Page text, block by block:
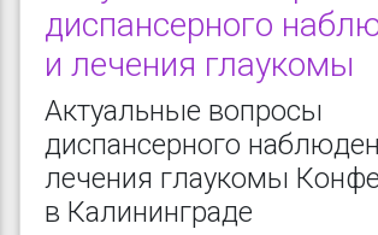
диспансерного
и лечения глаукомы
Актуальные вопросы
диспансерного
лечения глаукомы
в Калининграде